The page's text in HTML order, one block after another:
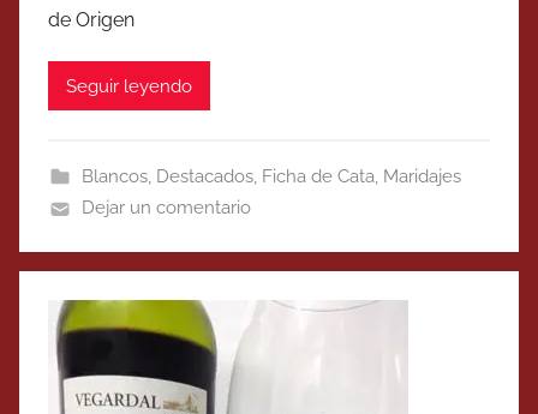
de Origen
Seguir leyendo
Blancos, Destacados, Ficha de Cata, Maridajes
Dejar un comentario